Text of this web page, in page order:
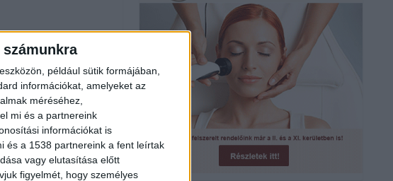
például sütik formájában,
információkat, amelyeket az
méréséhez,
mi és a partnereink
információkat is
és a 1538 partnereink a fent leírtak
vagy elutasítása előtt
figyelmét, hogy személyes